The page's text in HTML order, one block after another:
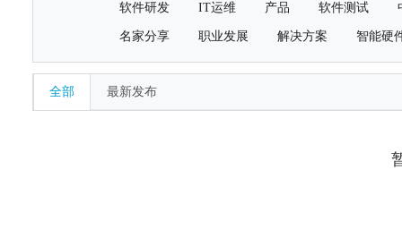
软件研发 IT运维 产品 软件测试
名家分享 职业发展 解决方案 智能硬
全部 最新发布